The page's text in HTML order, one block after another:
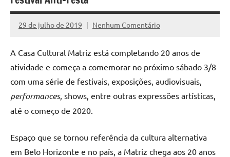
29 de julho de 2019
Assessoria
Nenhum Comentário
A Casa Cultural Matriz está completando 20 anos de
atividade e começa a comemorar no próximo sábado 3/8
com uma série de festivais, exposições, audiovisuais,
performances, shows, entre outras expressões artísticas,
até o começo de 2020.
Espaço que se tornou referência da cultura alternativa
em Belo Horizonte e no país, a Matriz chega aos 20 anos